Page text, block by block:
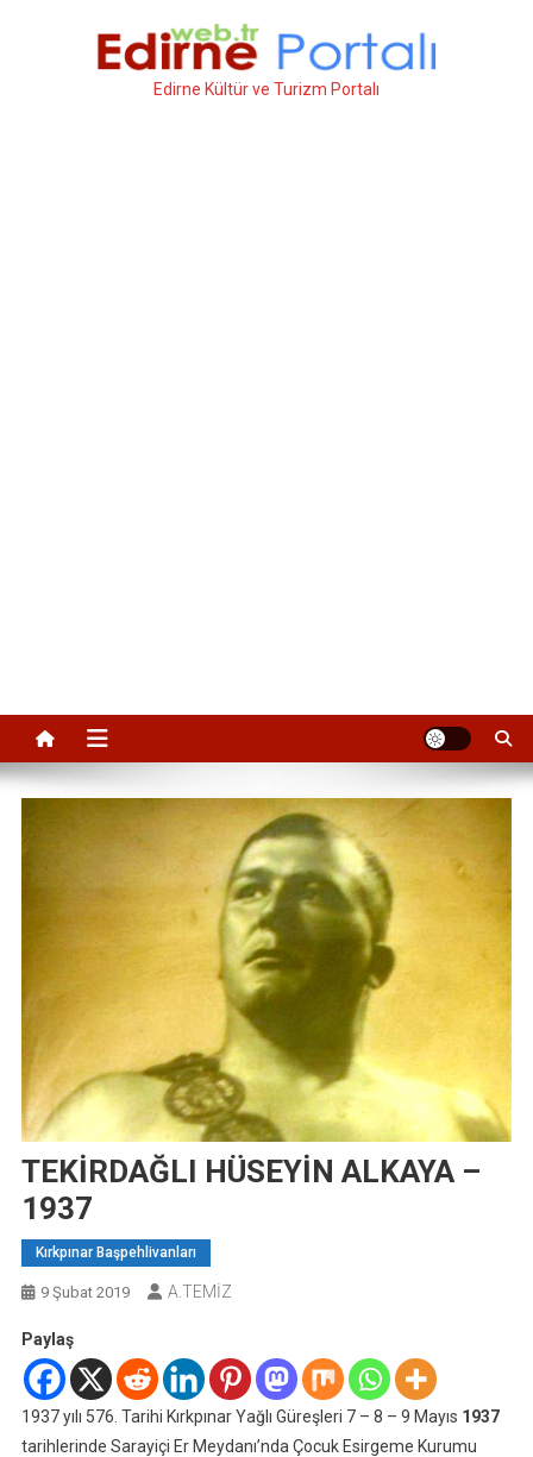
Edirne Kültür ve Turizm Portalı
TEKİRDAĞLI HÜSEYİN ALKAYA –
1937
Kırkpınar Başpehlivanları
9 Şubat 2019 A.TEMİZ
Paylaş
1937 yılı 576. Tarihi Kırkpınar Yağlı Güreşleri 7 – 8 – 9 Mayıs 1937
tarihlerinde Sarayiçi Er Meydanı’nda Çocuk Esirgeme Kurumu